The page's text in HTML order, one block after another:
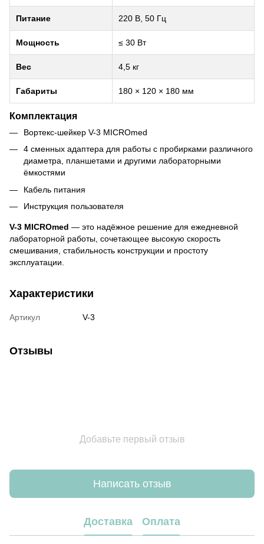
Питание 220 В, 50 Гц
Мощность ≤ 30 Вт
Вес 4,5 кг
Габариты 180 × 120 × 180 мм
Комплектация
Вортекс-шейкер V-3 MICROmed
4 сменных адаптера для работы с пробирками различного
диаметра, планшетами и другими лабораторными
ёмкостями
Кабель питания
Инструкция пользователя
V-3 MICROmed — это надёжное решение для ежедневной
лабораторной работы, сочетающее высокую скорость
смешивания, стабильность конструкции и простоту
эксплуатации.
Характеристики
Артикул V-3
Отзывы
Добавьте первый отзыв
Написать отзыв
Доставка Оплата